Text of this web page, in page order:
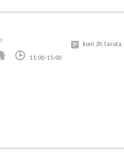
11:00-15:00
kuni 2h tasuta